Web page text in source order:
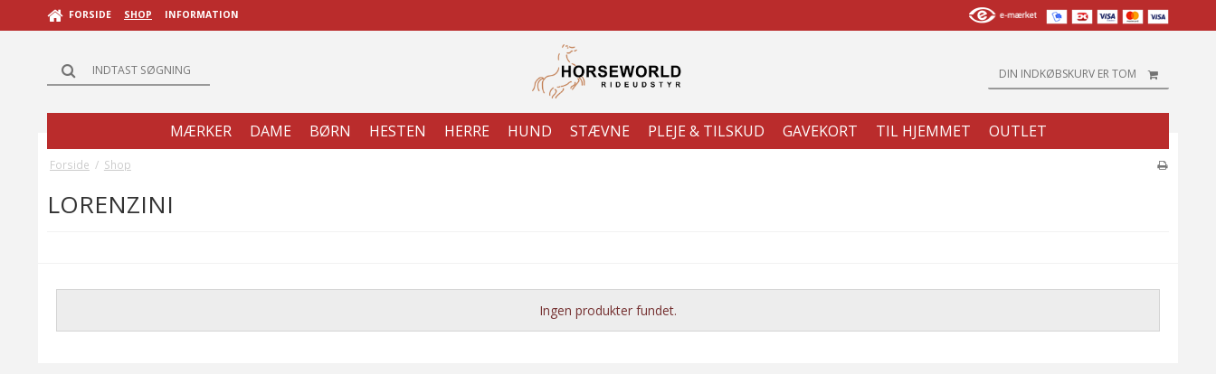
FORSIDE SHOP INFORMATION
DIN INDKØBSKURV ER TOM
MÆRKER DAME BØRN HESTEN HERRE HUND STÆVNE PLEJE & TILSKUD GAVEKORT TIL HJEMMET OUTLET
Forside / Shop
LORENZINI
Ingen produkter fundet.